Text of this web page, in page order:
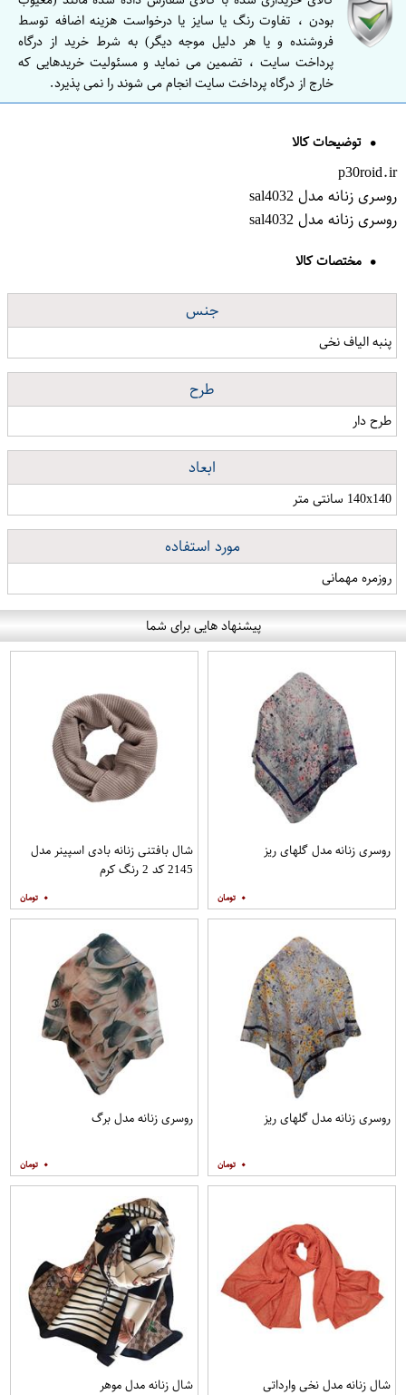
بودن ، تفاوت رنگ یا سایز یا درخواست هزینه اضافه توسط
فروشنده و یا هر دلیل موجه دیگر) به شرط خرید از درگاه
پرداخت سایت ، تضمین می نماید و مسئولیت خریدهایی که
خارج از درگاه پرداخت سایت انجام می شوند را نمی پذیرد.
توضیحات کالا
p30roid.ir
روسری زنانه مدل sal4032
روسری زنانه مدل sal4032
مختصات کالا
جنس
پنبه الیاف نخی
طرح
طرح دار
ابعاد
140x140 سانتی متر
مورد استفاده
روزمره مهمانی
پیشنهاد هایی برای شما
روسری زنانه مدل گلهای ریز
۰
شال بافتنی زنانه بادی اسپینر مدل
2145 کد 2 رنگ کرم
۰
روسری زنانه مدل گلهای ریز
۰
روسری زنانه مدل برگ
۰
شال زنانه مدل نخی وارداتی شال زنانه مدل موهر